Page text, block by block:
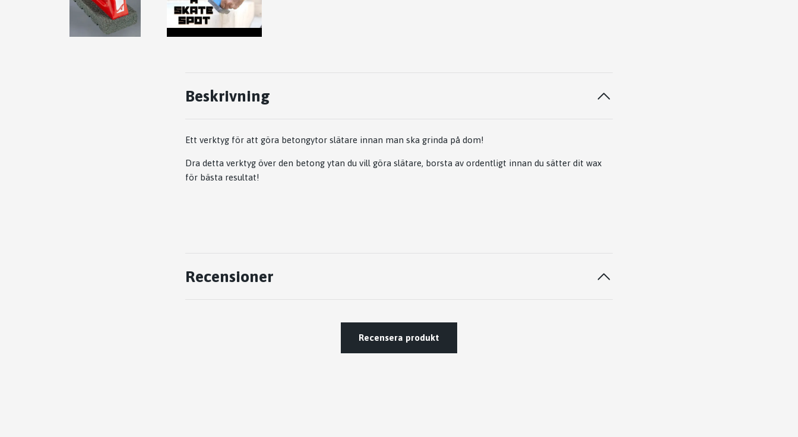
Beskrivning
Ett verktyg för att göra betongytor slätare innan man ska grinda på dom!
Dra detta verktyg över den betong ytan du vill göra slätare, borsta av ordentligt innan du sätter dit wax
för bästa resultat!
Recensioner
Recensera produkt